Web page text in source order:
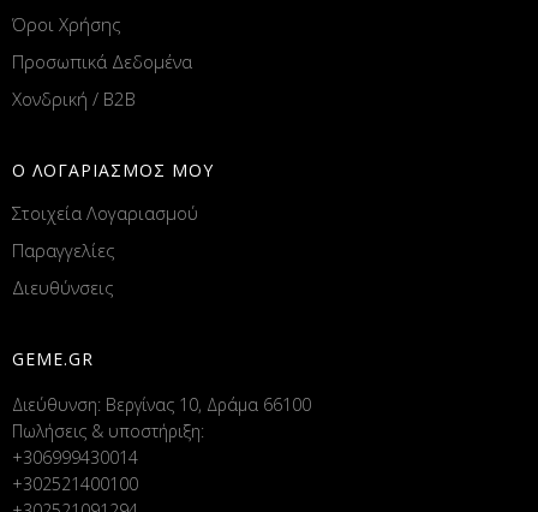
Όροι Χρήσης
Προσωπικά Δεδομένα
Χονδρική / B2B
Ο ΛΟΓΑΡΙΑΣΜΟΣ ΜΟΥ
Στοιχεία Λογαριασμού
Παραγγελίες
Διευθύνσεις
GEME.GR
Διεύθυνση: Βεργίνας 10, Δράμα 66100
Πωλήσεις & υποστήριξη:
+306999430014
+302521400100